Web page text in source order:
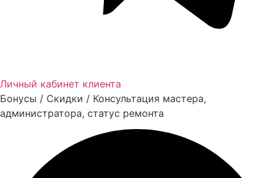
Личный кабинет клиента
Бонусы / Скидки / Консультация мастера,
администратора, статус ремонта